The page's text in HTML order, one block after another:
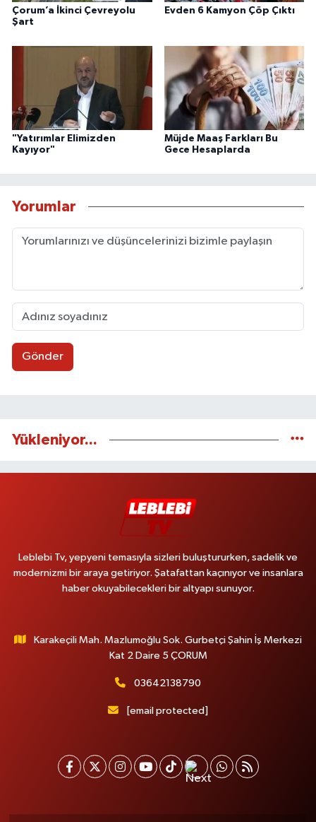
Çorum’a İkinci Çevreyolu
Şart
Evden 6 Kamyon Çöp Çıktı
"Yatırımlar Elimizden
Kayıyor"
Müjde Maaş Farkları Bu
Gece Hesaplarda
Yorumlar
Gönder
Yükleniyor...
Leblebi Tv, yepyeni temasıyla sizleri buluştururken, sadelik ve
modernizmi bir araya getiriyor. Şatafattan kaçınıyor ve insanlara
haber okuyabilecekleri bir altyapı sunuyor.
Karakeçili Mah. Mazlumoğlu Sok. Gurbetçi Şahin İş Merkezi
Kat 2 Daire 5 ÇORUM
03642138790
[email protected]